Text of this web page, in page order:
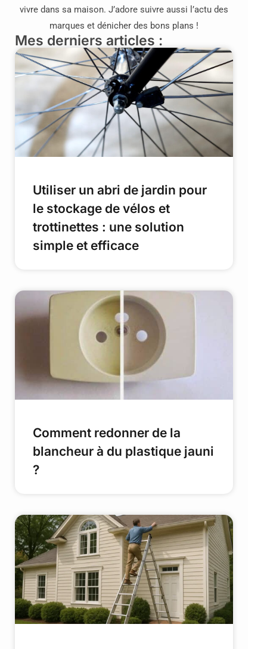
vivre dans sa maison. J’adore suivre aussi l’actu des
marques et dénicher des bons plans !
Mes derniers articles :
Utiliser un abri de jardin pour
le stockage de vélos et
trottinettes : une solution
simple et efficace
Comment redonner de la
blancheur à du plastique jauni
?